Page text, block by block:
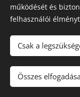
©
működését és
felhasználói
Csak a
Összes